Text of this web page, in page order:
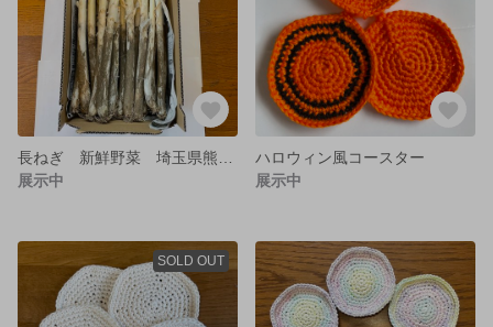
展示中
ハロウィン風コースター
展示中
SOLD OUT